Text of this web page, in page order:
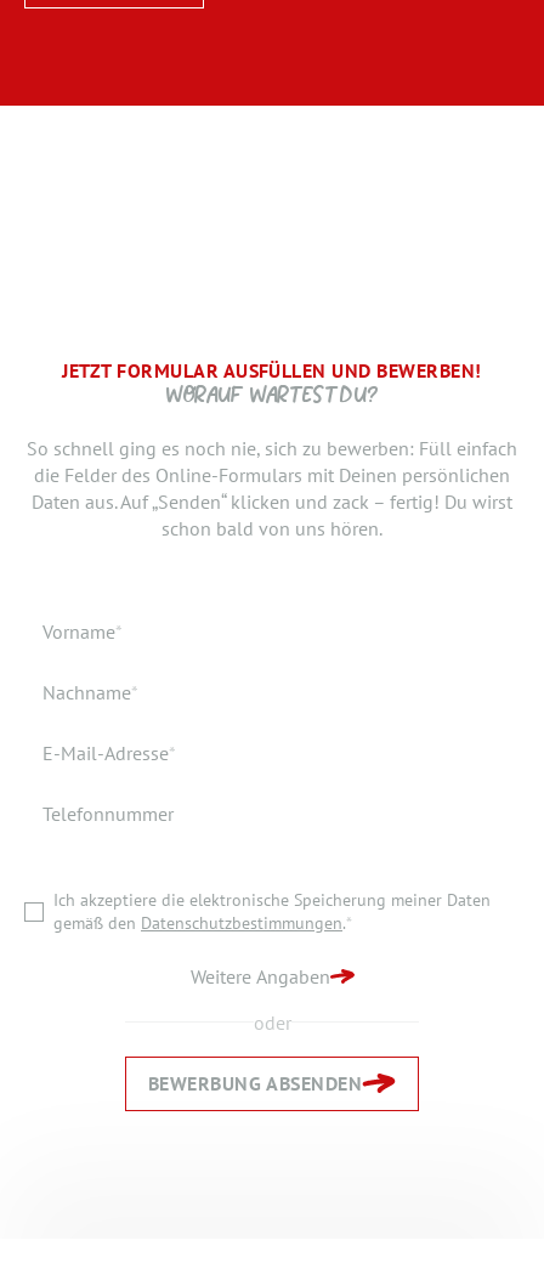
JETZT FORMULAR AUSFÜLLEN UND BEWERBEN!
WORAUF WARTEST DU?
So schnell ging es noch nie, sich zu bewerben: Füll einfach
die Felder des Online-Formulars mit Deinen persönlichen
Daten aus. Auf „Senden“ klicken und zack – fertig! Du wirst
schon bald von uns hören.
Pflichtfeld
Vorname*
Pflichtfeld
Nachname*
Pflichtfeld
E-Mail-Adresse*
Telefonnummer
Ich akzeptiere die elektronische Speicherung meiner Daten
gemäß den Datenschutzbestimmungen.*
Weitere Angaben
oder
BEWERBUNG ABSENDEN
BRAUCHEN WIR NOCH ...
SCHRITT.
bist, den neuen Job anzutreten. Du möchtest Deiner
Bewerbung doch noch einen Lebenslauf oder ein anderes
Dokument hinzufügen? Hier kannst Du es hochladen.
Verfügbar ab
Dokumente
Ich akzeptiere die elektronische Speicherung meiner Daten
DANKE, WIR FREUEN UNS AUF DICH UND MELDEN UNS
ZURÜCK ZUR STARTSEITE